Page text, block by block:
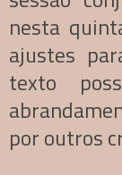
nesta
ajustes
texto
por outros